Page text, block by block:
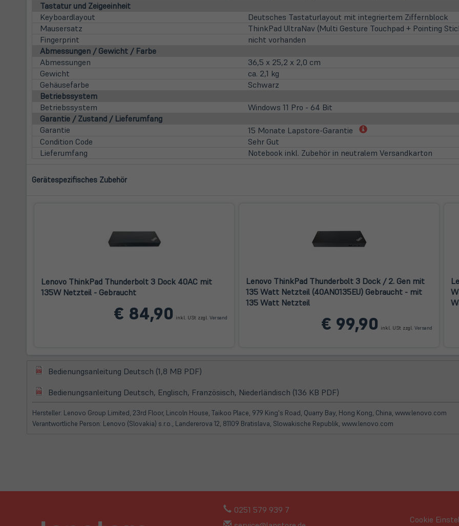
neuem
Tastatur und Zeigeeinheit
Keyboardlayout
Deutsches Tastaturlayout mit integriertem Ziffernblock
Mausersatz
ThinkPad UltraNav (Multi Gesture Touchpad + Pointing
Fingerprint
nicht vorhanden
Abmessungen / Gewicht / Farbe
Abmessungen
36,5 x 25,2 x 2,0 cm
Gewicht
ca. 2,1 kg
Gehäusefarbe
Schwarz
Betriebssystem
Betriebssystem
Windows 11 Pro - 64 Bit
Garantie / Zustand / Lieferumfang
Garantie
15 Monate Lapstore-Garantie
(öffnet
neuem
Condition Code
Sehr Gut
Lieferumfang
Notebook inkl. Zubehör in neutralem Versandkarton
Gerätespezifisches Zubehör
Lenovo ThinkPad Thunderbolt 3 Dock 40AC mit
135W Netzteil - Gebraucht
€ 84,90 inkl. USt zzgl. Versand
Lenovo ThinkPad Thunderbolt 3 Dock / 2. Gen mit
135 Watt Netzteil (40AN0135EU) Gebraucht - mit
135 Watt Netzteil
€ 99,90 inkl. USt zzgl. Versand
(öffnet
neuem
Tab)
Bedienungsanleitung Deutsch (1,8 MB PDF)
neuem
Tab)
(öffnet
in
neuem
Tab)
Bedienungsanleitung Deutsch, Englisch, Französisch, Niederländisch (136 KB PDF)
in
neuem
Tab)
Hersteller: Lenovo Group Limited, 23rd Floor, Lincoln House, Taikoo Place, 979 King's Road, Quarry Bay, Hong Kong, China, www.lenovo.com
Verantwortliche Person: Lenovo (Slovakia) s.r.o., Landererova 12, 81109 Bratislava, Slowakische Republik, www.lenovo.com
0251 579 939 7
Cookie